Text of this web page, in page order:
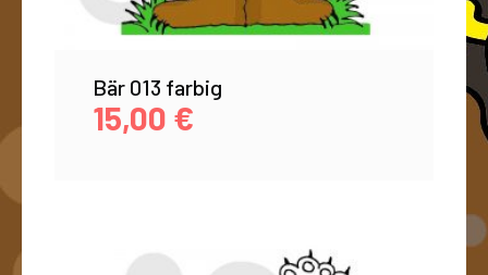
Bär 013 farbig
15,00 €